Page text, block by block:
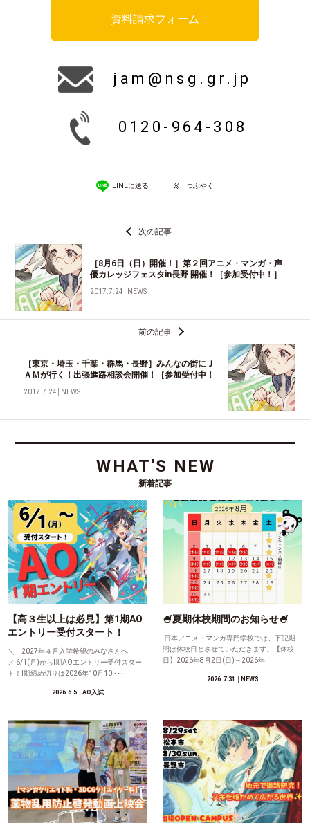
資料請求フォーム
jam@nsg.gr.jp
0120-964-308
LINEに送る つぶやく
次の記事
［8月6日（日）開催！］第２回アニメ・マンガ・声
優カレッジフェスタin長野 開催！［参加受付中！］
2017.7.24 NEWS
前の記事
［東京・埼玉・千葉・群馬・長野］みんなの街にＪ
ＡＭが行く！出張進路相談会開催！［参加受付中！
2017.7.24 NEWS
WHAT'S NEW
新着記事
【高３生以上は必見】第1期AO
エントリー受付スタート！
＼ 2027年４月入学希望のみなさんへ
／ 6/1(月)からⅠ期AOエントリー受付スター
ト！Ⅰ期締め切りは2026年10月10 ･･･
2026.6.5│AO入試
🍧夏期休校期間のお知らせ🍧
日本アニメ・マンガ専門学校では、下記期
間は休校日とさせていただきます。【休校
日】2026年8月2日(日)～2026年 ･･･
2026.7.31 │NEWS